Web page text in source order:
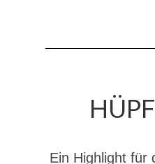
Termine
Ein Highlight für